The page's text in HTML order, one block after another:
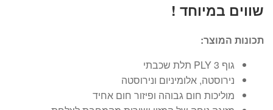
שווים במיוחד !
תכונות המוצר:
גוף 3 PLY תלת שכבתי
נירוסטה, אלומיניום ונירוסטה
מוליכות חום גבוהה ופיזור חום אחיד